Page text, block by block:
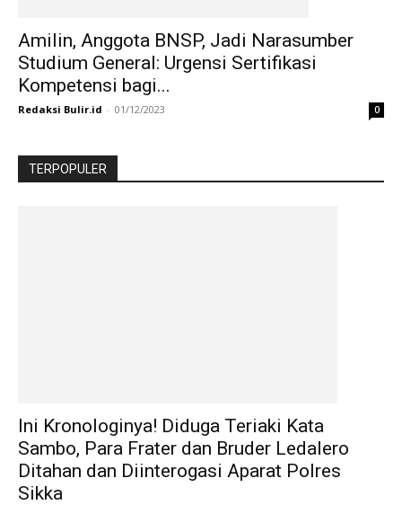
Amilin, Anggota BNSP, Jadi Narasumber
Studium General: Urgensi Sertifikasi
Kompetensi bagi...
Redaksi Bulir.id - 01/12/2023 0
TERPOPULER
Ini Kronologinya! Diduga Teriaki Kata
Sambo, Para Frater dan Bruder Ledalero
Ditahan dan Diinterogasi Aparat Polres
Sikka